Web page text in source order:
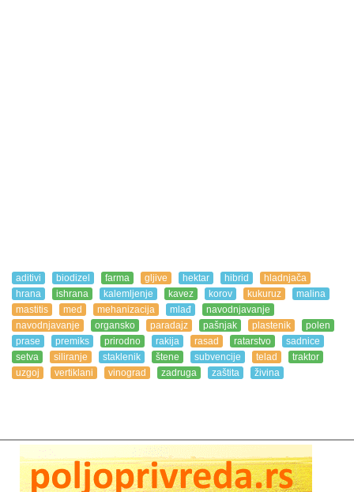
aditivi biodizel farma gljive hektar hibrid
hladnjača
hrana
ishrana kalemljenje kavez korov kukuruz
malina
mastitis
med mehanizacija mlađ
navodnjavanje
navodnjavanje
organsko paradajz pašnjak plastenik
polen
prase
premiks prirodno rakija rasad ratarstvo
sadnice
setva
siliranje staklenik štene subvencije telad
traktor
uzgoj
vertiklani vinograd zadruga zaštita živina